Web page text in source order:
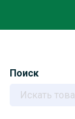
Поиск